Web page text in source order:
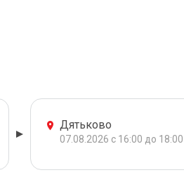
Дятьково
07.08.2026 с 16:00 до 18:00